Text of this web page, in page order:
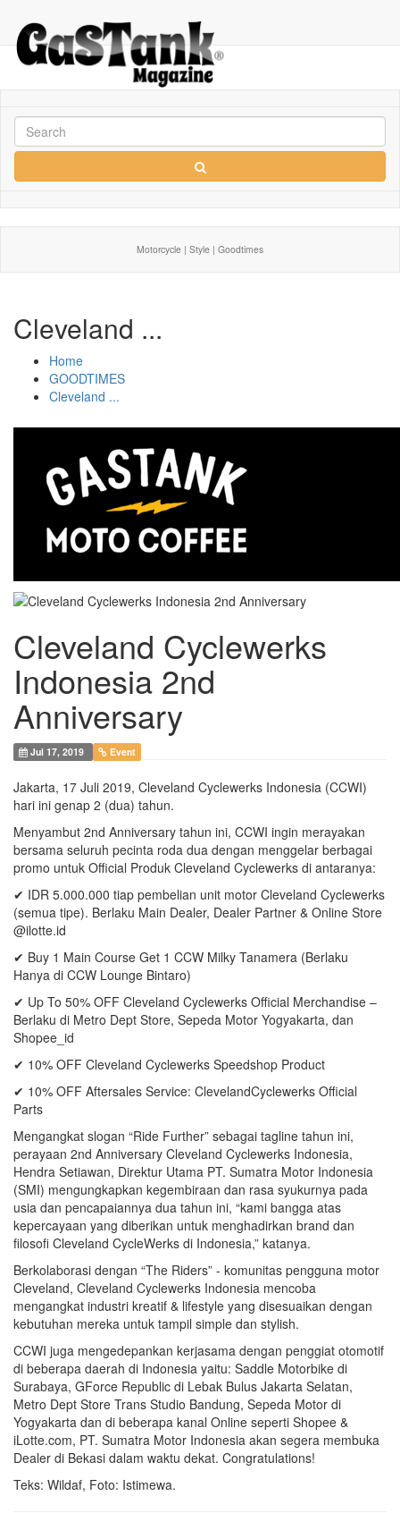
Motorcycle | Style | Goodtimes
Cleveland ...
Home
GOODTIMES
Cleveland ...
Cleveland Cyclewerks
Indonesia 2nd
Anniversary
Jul 17, 2019 Event
Jakarta, 17 Juli 2019, Cleveland Cyclewerks Indonesia (CCWI)
hari ini genap 2 (dua) tahun.
Menyambut 2nd Anniversary tahun ini, CCWI ingin merayakan
bersama seluruh pecinta roda dua dengan menggelar berbagai
promo untuk Official Produk Cleveland Cyclewerks di antaranya:
✔ IDR 5.000.000 tiap pembelian unit motor Cleveland Cyclewerks
(semua tipe). Berlaku Main Dealer, Dealer Partner & Online Store
@ilotte.id
✔ Buy 1 Main Course Get 1 CCW Milky Tanamera (Berlaku
Hanya di CCW Lounge Bintaro)
✔ Up To 50% OFF Cleveland Cyclewerks Official Merchandise –
Berlaku di Metro Dept Store, Sepeda Motor Yogyakarta, dan
Shopee_id
✔ 10% OFF Cleveland Cyclewerks Speedshop Product
✔ 10% OFF Aftersales Service: ClevelandCyclewerks Official
Parts
Mengangkat slogan “Ride Further” sebagai tagline tahun ini,
perayaan 2nd Anniversary Cleveland Cyclewerks Indonesia,
Hendra Setiawan, Direktur Utama PT. Sumatra Motor Indonesia
(SMI) mengungkapkan kegembiraan dan rasa syukurnya pada
usia dan pencapaiannya dua tahun ini, “kami bangga atas
kepercayaan yang diberikan untuk menghadirkan brand dan
filosofi Cleveland CycleWerks di Indonesia,” katanya.
Berkolaborasi dengan “The Riders” - komunitas pengguna motor
Cleveland, Cleveland Cyclewerks Indonesia mencoba
mengangkat industri kreatif & lifestyle yang disesuaikan dengan
kebutuhan mereka untuk tampil simple dan stylish.
CCWI juga mengedepankan kerjasama dengan penggiat otomotif
di beberapa daerah di Indonesia yaitu: Saddle Motorbike di
Surabaya, GForce Republic di Lebak Bulus Jakarta Selatan,
Metro Dept Store Trans Studio Bandung, Sepeda Motor di
Yogyakarta dan di beberapa kanal Online seperti Shopee &
iLotte.com, PT. Sumatra Motor Indonesia akan segera membuka
Dealer di Bekasi dalam waktu dekat. Congratulations!
Teks: Wildaf, Foto: Istimewa.